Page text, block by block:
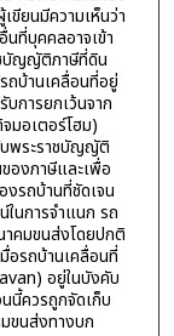
ขียนมีความเห็นว่า
ที่บุคคลอาจเข้า
บัญญัติภาษีที่ดิน
ถบ้านเคลื่อนที่อยู่
การยกเว้นจาก
มอเตอร์โฮม)
พระราชบัญญัติ
องภาษีและเพื่อ
รถบ้านที่ชัดเจน
นการจำแนก รถ
าคมขนส่งโดยปกติ
อรถบ้านเคลื่อนที่
อยู่ในบังคับ
นี้ควรถูกจัดเก็บ
ขนส่งทางบก